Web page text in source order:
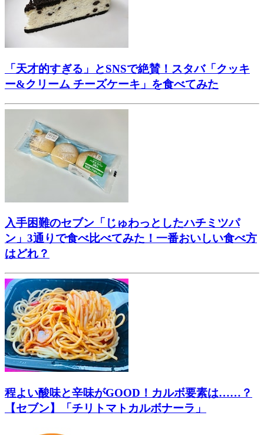
「天才的すぎる」とSNSで絶賛！スタバ「クッキ
ー&クリーム チーズケーキ」を食べてみた
入手困難のセブン「じゅわっとしたハチミツパ
ン」3通りで食べ比べてみた！一番おいしい食べ方
はどれ？
程よい酸味と辛味がGOOD！カルボ要素は……？
【セブン】「チリトマトカルボナーラ」